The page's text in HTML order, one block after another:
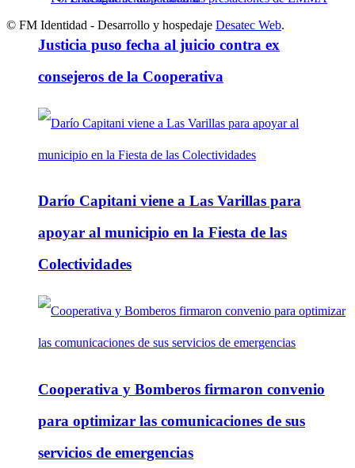
Justicia puso fecha al juicio contra ex
consejeros de la Cooperativa
Darío Capitani viene a Las Varillas para
apoyar al municipio en la Fiesta de las
Colectividades
Cooperativa y Bomberos firmaron convenio
para optimizar las comunicaciones de sus
servicios de emergencias
© FM Identidad - Desarrollo y hospedaje Desatec Web.